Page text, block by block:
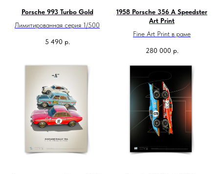
Porsche 993 Turbo Gold
Лимитированная серия 1/500
5 490 р.
1958 Porsche 356 A Speedster
Art Print
Fine Art Print в раме
280 000 р.